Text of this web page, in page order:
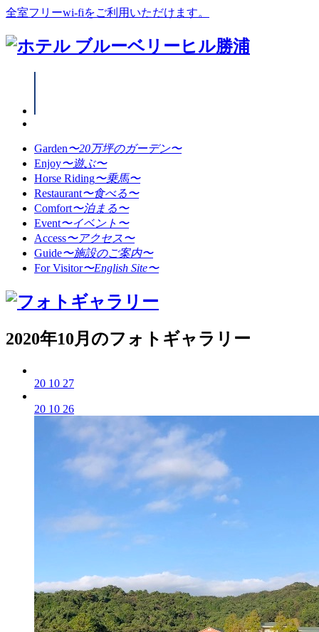
全室フリーwi-fiをご利用いただけます。
Garden〜20万坪のガーデン〜
Enjoy〜遊ぶ〜
Horse Riding〜乗馬〜
Restaurant〜食べる〜
Comfort〜泊まる〜
Event〜イベント〜
Access〜アクセス〜
Guide〜施設のご案内〜
For Visitor〜English Site〜
2020年10月のフォトギャラリー
20 10 27
20 10 26